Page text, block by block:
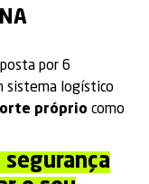
por 6
sistema logístico
próprio como